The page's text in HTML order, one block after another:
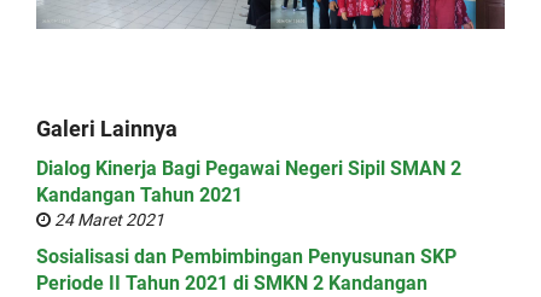
Galeri Lainnya
Dialog Kinerja Bagi Pegawai Negeri Sipil SMAN 2
Kandangan Tahun 2021
24 Maret 2021
Sosialisasi dan Pembimbingan Penyusunan SKP
Periode II Tahun 2021 di SMKN 2 Kandangan